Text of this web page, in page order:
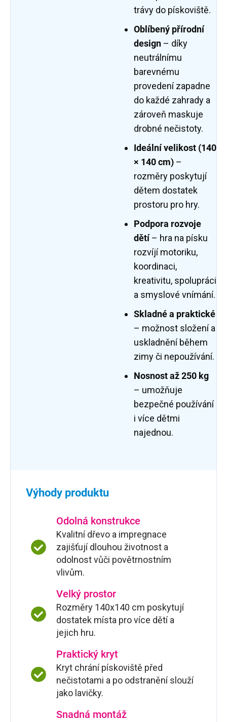
trávy do pískoviště.
Oblíbený přírodní
design – díky
neutrálnímu
barevnému
provedení zapadne
do každé zahrady a
zároveň maskuje
drobné nečistoty.
Ideální velikost (140
× 140 cm) –
rozměry poskytují
dětem dostatek
prostoru pro hry.
Podpora rozvoje
dětí– hra na písku
rozvíjí motoriku,
koordinaci,
kreativitu, spolupráci
a smyslové vnímání.
Skladné a praktické
– možnost složení a
uskladnění během
zimy či nepoužívání.
Nosnost až 250 kg
– umožňuje
bezpečné používání
i více dětmi
najednou.
Výhody produktu
Odolná konstrukce
Kvalitní dřevo a impregnace
zajišťují dlouhou životnost a
odolnost vůči povětrnostním
vlivům.
Velký prostor
Rozměry 140x140 cm poskytují
dostatek místa pro více dětí a
jejich hru.
Praktický kryt
Kryt chrání pískoviště před
nečistotami a po odstranění slouží
jako lavičky.
Snadná montáž